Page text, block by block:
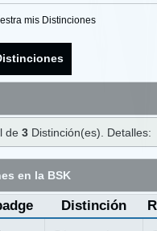
mis Distinciones
de3 Distinción(es). Detalles:
en la BSK
Distinción